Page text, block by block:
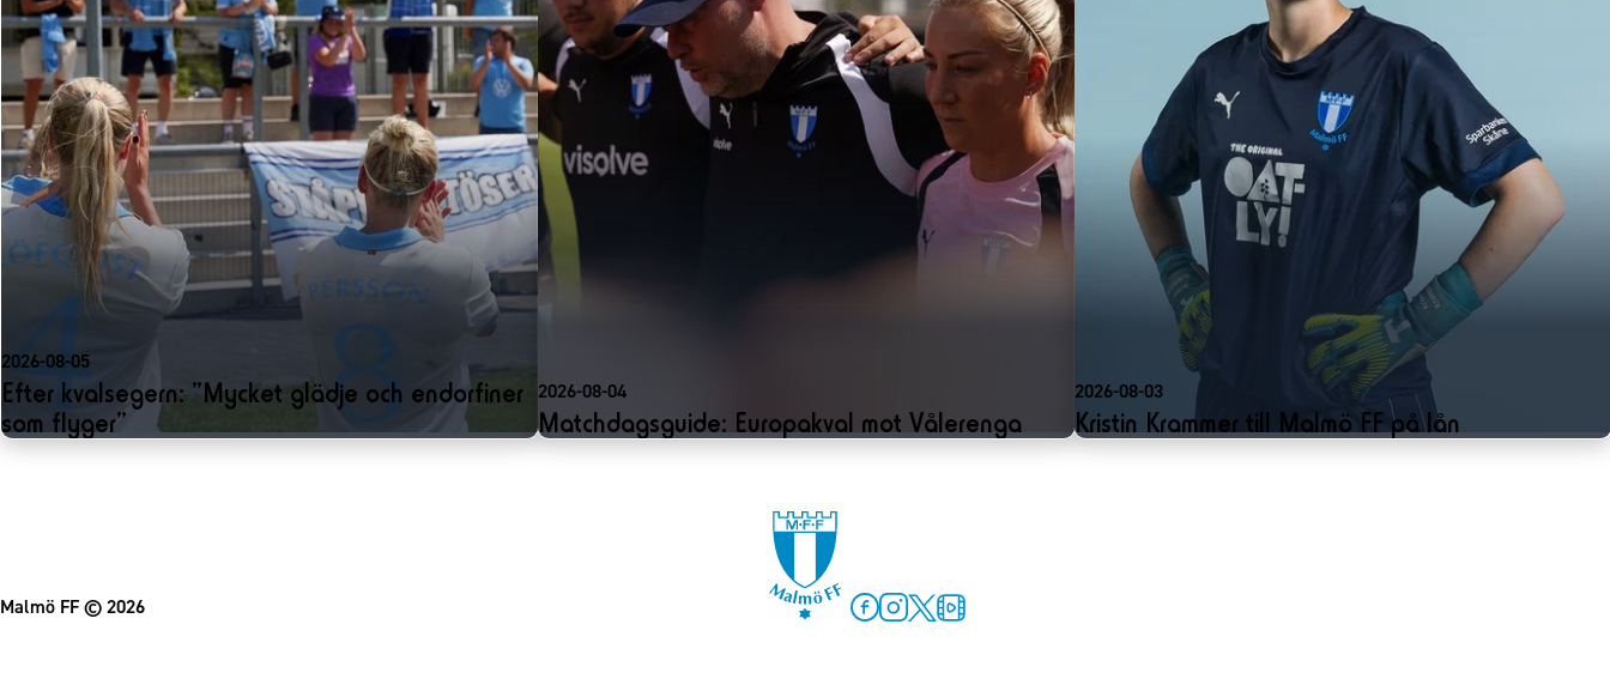
2026-08-05
Efter kvalsegern: ”Mycket glädje och endorfiner
som flyger”
2026-08-04
Matchdagsguide: Europakval mot Vålerenga
2026-08-03
Kristin Krammer till Malmö FF på lån
Malmö FF© 2026